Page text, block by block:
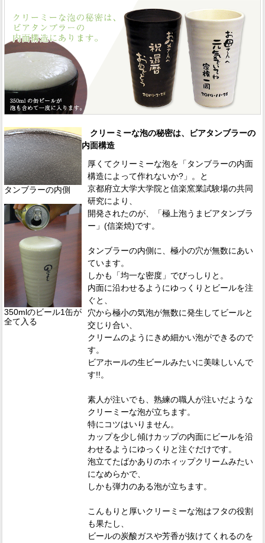
タンブラーの内側
350mlのビール1缶が
全て入る
クリーミーな泡の秘密は、ビアタンブラーの
内面構造
厚くてクリーミーな泡を「タンブラーの内面
構造によって作れないか?」。と
京都府立大学大学院と信楽窯業試験場の共同
研究により、
開発されたのが、「極上泡うまビアタンブラ
ー」(信楽焼)です。
タンブラーの内側に、極小の穴が無数にあい
ています。
しかも「均一な密度」でびっしりと。
内面に沿わせるようにゆっくりとビールを注
ぐと、
穴から極小の気泡が無数に発生してビールと
交じり合い、
クリームのようにきめ細かい泡ができるので
す。
ビアホールの生ビールみたいに美味しいんで
す!!。
素人が注いでも、熟練の職人が注いだような
クリーミーな泡が立ちます。
特にコツはいりません。
カップを少し傾けカップの内面にビールを沿
わせるようにゆっくりと注ぐだけです。
泡立てたばかありのホィップクリームみたい
になめらかで、
しかも弾力のある泡が立ちます。
こんもりと厚いクリーミーな泡はフタの役割
も果たし、
ビールの炭酸ガスや芳香が抜けてくれるのを